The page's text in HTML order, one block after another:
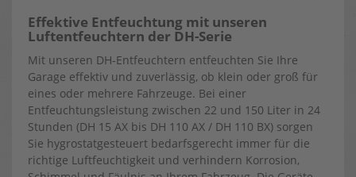
Effektive Entfeuchtung mit unseren
Luftentfeuchtern der DH-Serie
Mit unseren DH-Entfeuchtern entfeuchten Sie Ihre
Garage effektiv und zuverlässig, ob klein oder groß für
eines oder mehrere Fahrzeuge. Bei einer
Entfeuchtungsleistung zwischen 22 und 150 Liter in 24
Stunden (DH 15 AX bis DH 110 AX / DH 110 BX) sorgen
Sie hygrostatgesteuert bedarfsgerecht immer für die
richtige Luftfeuchtigkeit und verhindern Korrosion,